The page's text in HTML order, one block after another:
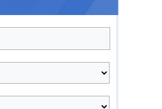
2025年第7期
（总第227期）